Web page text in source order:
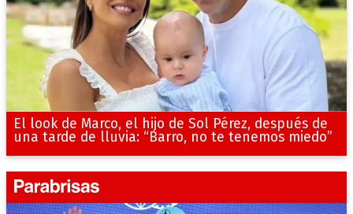
El look de Marco, el hijo de Sol Pérez, después de
una tarde de lluvia: “Barro, no te tenemos miedo”